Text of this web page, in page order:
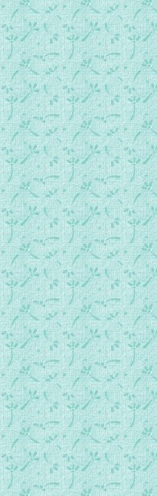
074 第五部第八
075 第五部第八
076 第五部第
077 第五部第九
078 第五部第九
079 第五部第
080 第五部第九
081 第五部第